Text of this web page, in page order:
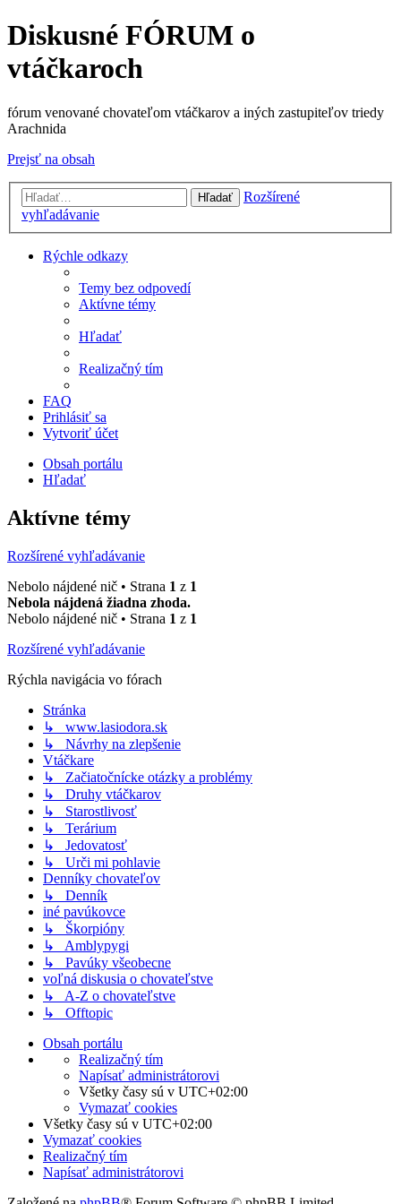
Diskusné FÓRUM o
vtáčkaroch
fórum venované chovateľom vtáčkarov a iných zastupiteľov triedy
Arachnida
Prejsť na obsah
Hľadať
Rozšírené
vyhľadávanie
Rýchle odkazy
Temy bez odpovedí
Aktívne témy
Hľadať
Realizačný tím
FAQ
Prihlásiť sa
Vytvoriť účet
Obsah portálu
Hľadať
Aktívne témy
Rozšírené vyhľadávanie
Nebolo nájdené nič • Strana 1 z 1
Nebola nájdená žiadna zhoda.
Nebolo nájdené nič • Strana 1 z 1
Rozšírené vyhľadávanie
Rýchla navigácia vo fórach
Stránka
↳ www.lasiodora.sk
↳ Návrhy na zlepšenie
Vtáčkare
↳ Začiatočnícke otázky a problémy
↳ Druhy vtáčkarov
↳ Starostlivosť
↳ Terárium
↳ Jedovatosť
↳ Urči mi pohlavie
Denníky chovateľov
↳ Denník
iné pavúkovce
↳ Škorpióny
↳ Amblypygi
↳ Pavúky všeobecne
voľná diskusia o chovateľstve
↳ A-Z o chovateľstve
↳ Offtopic
Obsah portálu
Realizačný tím
Napísať administrátorovi
Všetky časy sú v UTC+02:00
Vymazať cookies
Všetky časy sú v UTC+02:00
Vymazať cookies
Realizačný tím
Napísať administrátorovi